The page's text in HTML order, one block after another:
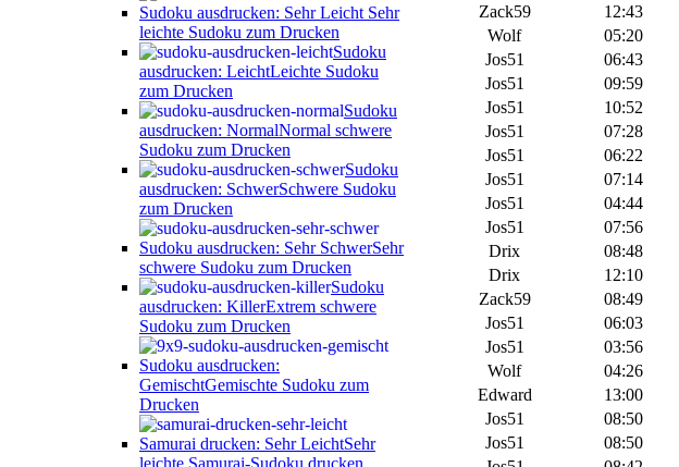
Sudoku ausdrucken: Sehr Leicht Sehr
leichte Sudoku zum Drucken
Sudoku
ausdrucken: LeichtLeichte Sudoku
zum Drucken
Sudoku
ausdrucken: NormalNormal schwere
Sudoku zum Drucken
Sudoku
ausdrucken: SchwerSchwere Sudoku
zum Drucken
Sudoku ausdrucken: Sehr SchwerSehr
schwere Sudoku zum Drucken
Sudoku
ausdrucken: KillerExtrem schwere
Sudoku zum Drucken
Sudoku ausdrucken:
GemischtGemischte Sudoku zum
Drucken
Samurai drucken: Sehr LeichtSehr
leichte Samurai-Sudoku drucken
Zack59
12:43
Wolf
05:20
Jos51
06:43
Jos51
09:59
Jos51
10:52
Jos51
07:28
Jos51
06:22
Jos51
07:14
Jos51
04:44
Jos51
07:56
Drix
08:48
Drix
12:10
Zack59
08:49
Jos51
06:03
Jos51
03:56
Wolf
04:26
Edward
13:00
Jos51
08:50
Jos51
08:50